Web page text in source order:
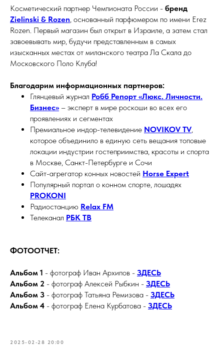
Косметический партнер Чемпионата России - бренд
Zielinski & Rozen, основанный парфюмером по имени Erez
Rozen. Первый магазин был открыт в Израиле, а затем стал
завоевывать мир, будучи представленным в самых
изысканных местах от миланского театра Ла Скала до
Московского Поло Клуба!
Благодарим информационных партнеров:
Глянцевый журнал Робб Репорт «Люкс. Личности.
Бизнес» – эксперт в мире роскоши во всех его
проявлениях и сегментах
Премиальное индор-телевидение NOVIKOV TV,
которое объединило в единую сеть вещания топовые
локации индустрии гостеприимства, красоты и спорта
в Москве, Санкт-Петербурге и Сочи
Сайт-агрегатор конных новостей Horse Expert
Популярный портал о конном спорте, лошадях
PROKONI
Радиостанцию Relax FM
Телеканал РБК ТВ
ФОТООТЧЕТ:
Альбом 1 - фотограф Иван Архипов - ЗДЕСЬ
Альбом 2 - фотограф Алексей Рыбкин - ЗДЕСЬ
Альбом 3 - фотограф Татьяна Ремизова - ЗДЕСЬ
Альбом 4 - фотограф Елена Курбатова - ЗДЕСЬ
2025-02-28 20:00